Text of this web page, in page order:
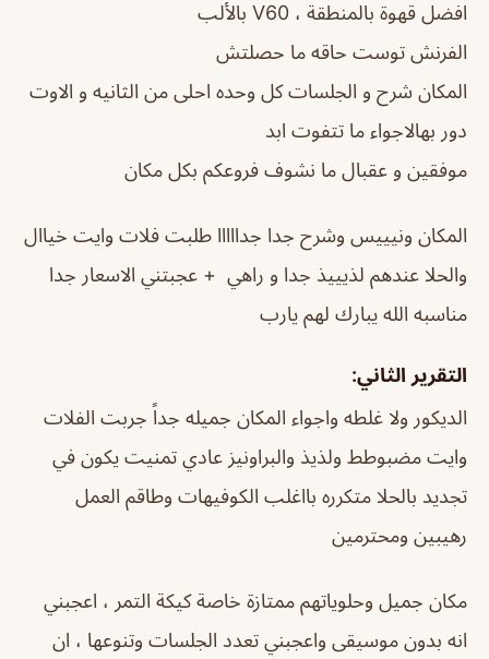
افضل قهوة بالمنطقة ، V60 بالألب
الفرنش توست حاقه ما حصلتش
المكان شرح و الجلسات كل وحده احلى من الثانيه و الاوت
دور بهالاجواء ما تتفوت ابد
موفقين و عقبال ما نشوف فروعكم بكل مكان
المكان ونيييس وشرح جدا جدااااا طلبت فلات وايت خياال
والحلا عندهم لذيييذ جدا و راهي + عجبتني الاسعار جدا
مناسبه الله يبارك لهم يارب
التقرير الثاني:
الديكور ولا غلطه واجواء المكان جميله جداً جربت الفلات
وايت مضبوطط ولذيذ والبراونيز عادي تمنيت يكون في
تجديد بالحلا متكرره بااغلب الكوفيهات وطاقم العمل
رهيبين ومحترمين
مكان جميل وحلوياتهم ممتازة خاصة كيكة التمر ، اعجبني
انه بدون موسيقى واعجبني تعدد الجلسات وتنوعها ، ان